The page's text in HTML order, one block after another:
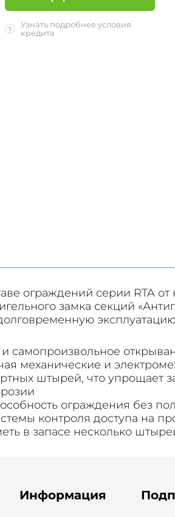
?
Узнать подробнее условия
кредита
ограждений серии RTA
замка секций
самопроизвольное
механические и
штырей, что упрощает
ограждения без
контроля доступа на
в запасе несколько
Информация